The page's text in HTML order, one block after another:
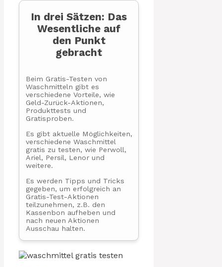
In drei Sätzen: Das
Wesentliche auf
den Punkt
gebracht
Beim Gratis-Testen von
Waschmitteln gibt es
verschiedene Vorteile, wie
Geld-Zurück-Aktionen,
Produkttests und
Gratisproben.
Es gibt aktuelle Möglichkeiten,
verschiedene Waschmittel
gratis zu testen, wie Perwoll,
Ariel, Persil, Lenor und
weitere.
Es werden Tipps und Tricks
gegeben, um erfolgreich an
Gratis-Test-Aktionen
teilzunehmen, z.B. den
Kassenbon aufheben und
nach neuen Aktionen
Ausschau halten.